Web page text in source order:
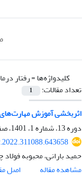
کلیدواژه‌ها =رفتار
تعداد مقالات:
1
اثربخشی آموزش
دوره 13، شماره 1، 1401، صفحه
حمید بارانی، محبوبه
مشاهده مقاله
اصل